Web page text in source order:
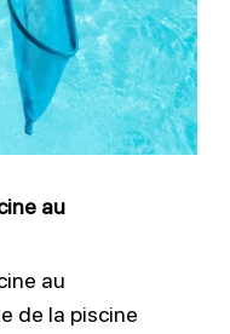
au
au
de la piscine